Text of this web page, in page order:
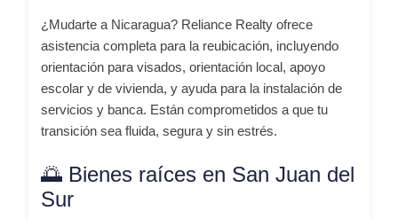
¿Mudarte a Nicaragua? Reliance Realty ofrece
asistencia completa para la reubicación, incluyendo
orientación para visados, orientación local, apoyo
escolar y de vivienda, y ayuda para la instalación de
servicios y banca. Están comprometidos a que tu
transición sea fluida, segura y sin estrés.
🌅 Bienes raíces en San Juan del
Sur